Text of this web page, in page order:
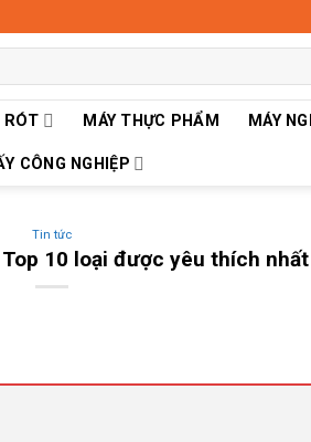
RÓT MÁY THỰC PHẨM MÁY
CÔNG NGHIỆP
Tin tức
10 loại được yêu thích nhất